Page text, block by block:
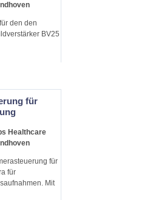
den den
BV25
für
Healthcare
für
für
Mit